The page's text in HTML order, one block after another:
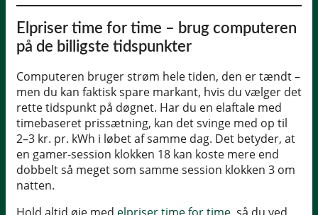
Elpriser time for time – brug computeren
på de billigste tidspunkter
Computeren bruger strøm hele tiden, den er tændt –
men du kan faktisk spare markant, hvis du vælger det
rette tidspunkt på døgnet. Har du en elaftale med
timebaseret prissætning, kan det svinge med op til
2–3 kr. pr. kWh i løbet af samme dag. Det betyder, at
en gamer-session klokken 18 kan koste mere end
dobbelt så meget som samme session klokken 3 om
natten.